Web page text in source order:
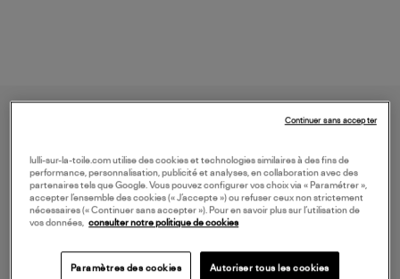
LIVRAISON GRATUITE
à partir de 150 € d'achat*
lulli-sur-la-toile.com utilise des cookies et technologies similaires à des fins de
performance, personnalisation, publicité et analyses, en collaboration avec des
partenaires tels que Google. Vous pouvez configurer vos choix via « Paramétrer »,
accepter l’ensemble des cookies (« J’accepte ») ou refuser ceux non strictement
nécessaires (« Continuer sans accepter »). Pour en savoir plus sur l’utilisation de
vos données,
consulter notre politique de cookies
Paramètres des cookies Autoriser tous les cookies
Continuer sans accepter